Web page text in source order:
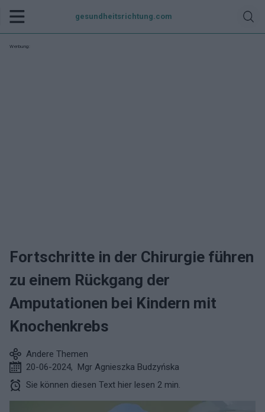
gesundheitsrichtung.com
Werbung:
Fortschritte in der Chirurgie führen
zu einem Rückgang der
Amputationen bei Kindern mit
Knochenkrebs
Andere Themen
20-06-2024, Mgr Agnieszka Budzyńska
Sie können diesen Text hier lesen 2 min.